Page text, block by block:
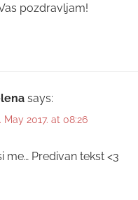
pozdravljam!
says:
May 2017. at 08:26
me… Predivan tekst <3